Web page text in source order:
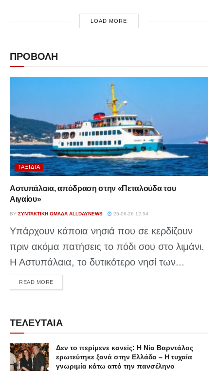
LOAD MORE
ΠΡΟΒΟΛΗ
ΤΑΞΊΔΙΑ
Αστυπάλαια, απόδραση στην «Πεταλούδα του
Αιγαίου»
BY ΣΥΝΤΑΚΤΙΚΉ ΟΜΆΔΑ ALLDAYNEWS 25-06-26 12:54
Υπάρχουν κάποια νησιά που σε κερδίζουν
πριν ακόμα πατήσεις το πόδι σου στο λιμάνι.
Η Αστυπάλαια, το δυτικότερο νησί των...
READ MOREDETAILS
ΤΕΛΕΥΤΑΙΑ
Δεν το περίμενε κανείς: Η Νία Βαρντάλος
ερωτεύτηκε ξανά στην Ελλάδα – Η τυχαία
γνωριμία κάτω από την πανσέληνο